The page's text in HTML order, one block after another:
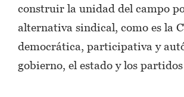
construir la unidad del campo
alternativa sindical, como es la
democrática, participativa y
gobierno, el estado y los